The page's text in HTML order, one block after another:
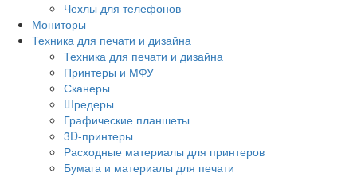
Чехлы для телефонов
Мониторы
Техника для печати и дизайна
Техника для печати и дизайна
Принтеры и МФУ
Сканеры
Шредеры
Графические планшеты
3D-принтеры
Расходные материалы для принтеров
Бумага и материалы для печати